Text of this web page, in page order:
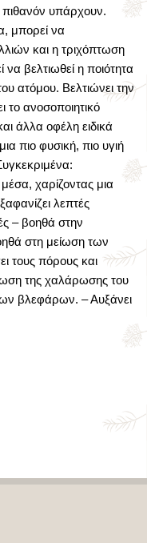
υπάρχουν.
μπορεί να
και η τριχόπτωση
βελτιωθεί η ποιότητα
ατόμου. Βελτιώνει την
το ανοσοποιητικό
άλλα οφέλη ειδικά
πιο φυσική, πιο υγιή
χαρίζοντας μια
λεπτές
– βοηθά στην
στη μείωση των
τους πόρους και
της χαλάρωσης του
βλεφάρων. – Αυξάνει